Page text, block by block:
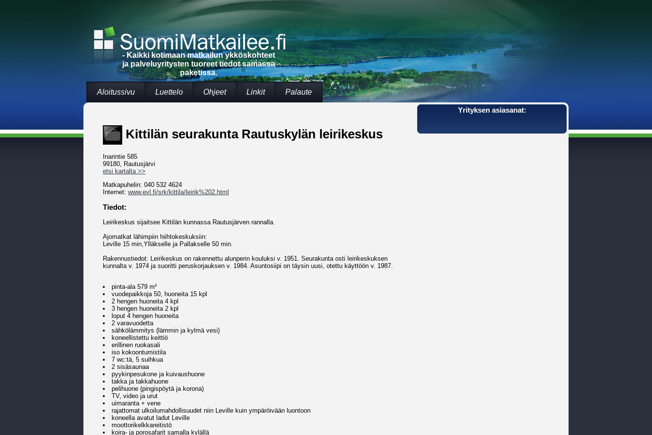
- Kaikki kotimaan matkailun ykköskohteet
ja palveluyritysten tuoreet tiedot samassa
paketissa.
Aloitussivu Luettelo Ohjeet Linkit Palaute
Kittilän seurakunta Rautuskylän leirikeskus
Inarintie 585
99180, Rautusjärvi
etsi kartalta >>
Matkapuhelin: 040 532 4624
Internet: www.evl.fi/srk/kittila/leirik%202.html
Tiedot:
Leirikeskus sijaitsee Kittilän kunnassa Rautusjärven rannalla.
Ajomatkat lähimpiin hiihtokeskuksiin:
Leville 15 min,Ylläkselle ja Pallakselle 50 min.
Rakennustiedot: Leirikeskus on rakennettu alunperin kouluksi v. 1951. Seurakunta osti leirikeskuksen
kunnalta v. 1974 ja suoritti peruskorjauksen v. 1984. Asuntosiipi on täysin uusi, otettu käyttöön v. 1987.
pinta-ala 579 m²
vuodepaikkoja 50, huoneita 15 kpl
2 hengen huoneita 4 kpl
3 hengen huoneita 2 kpl
loput 4 hengen huoneita
2 varavuodetta
sähkölämmitys (lämmin ja kylmä vesi)
koneellistettu keittiö
erillinen ruokasali
iso kokoontumistila
7 wc:tä, 5 suihkua
2 sisäsaunaa
pyykinpesukone ja kuivaushuone
takka ja takkahuone
pelihuone (pingispöytä ja korona)
TV, video ja urut
uimaranta + vene
rajattomat ulkoilumahdollisuudet niin Leville kuin ympäröivään luontoon
koneella avatut ladut Leville
moottorikelkkareitistö
koira- ja porosafarit samalla kylällä
Yrityksen asiasanat: